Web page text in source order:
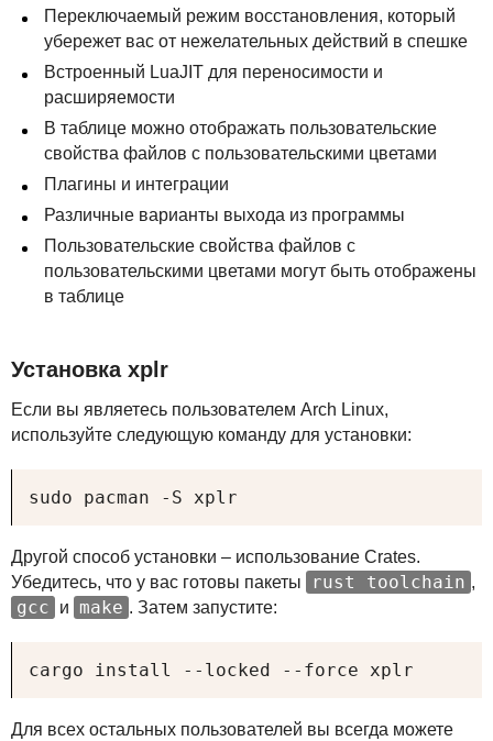
Переключаемый режим восстановления, который
убережет вас от нежелательных действий в спешке
Встроенный LuaJIT для переносимости и
расширяемости
В таблице можно отображать пользовательские
свойства файлов с пользовательскими цветами
Плагины и интеграции
Различные варианты выхода из программы
Пользовательские свойства файлов с
пользовательскими цветами могут быть отображены
в таблице
Установка xplr
Если вы являетесь пользователем Arch Linux,
используйте следующую команду для установки:
sudo pacman -S xplr
Другой способ установки – использование Crates.
Убедитесь, что у вас готовы пакеты
rust toolchain ,
gcc и make . Затем запустите:
cargo install --locked --force xplr
Для всех остальных пользователей вы всегда можете